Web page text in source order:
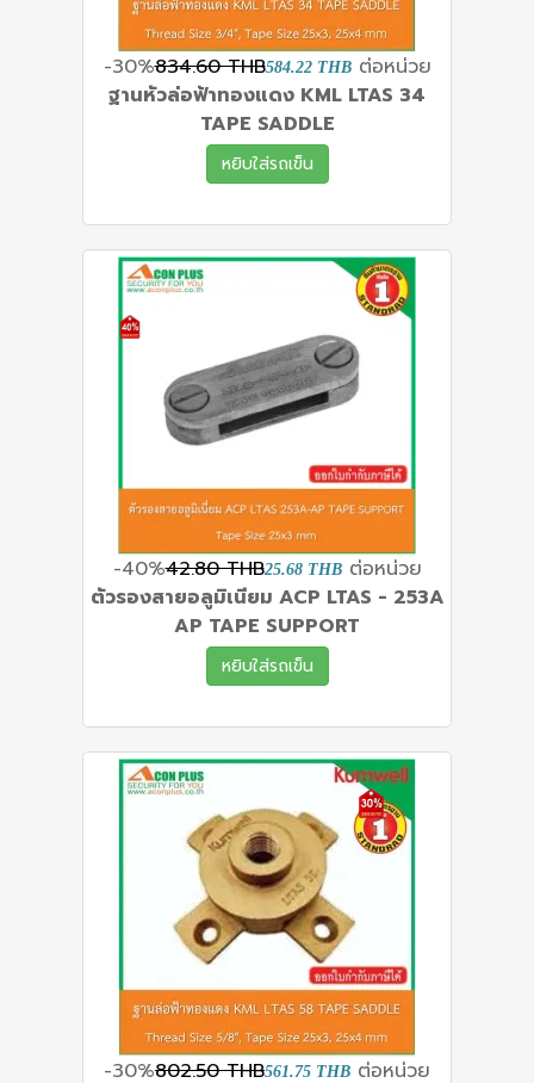
-30%834.60 THB584.22 THB ต่อหน่วย
ฐานหัวล่อฟ้าทองแดง KML LTAS 34
TAPE SADDLE
หยิบใส่รถเข็น
-40%42.80 THB25.68 THB ต่อหน่วย
ตัวรองสายอลูมิเนียม ACP LTAS - 253A
AP TAPE SUPPORT
หยิบใส่รถเข็น
-30%802.50 THB561.75 THB ต่อหน่วย